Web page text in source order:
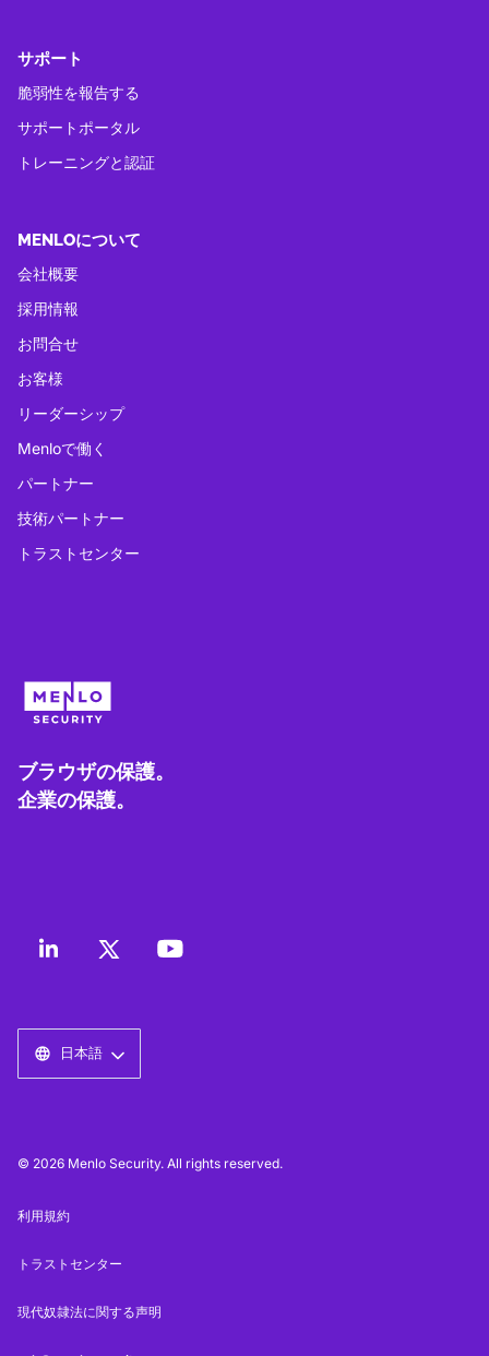
サポート
脆弱性を報告する
サポートポータル
トレーニングと認証
MENLOについて
会社概要
採用情報
お問合せ
お客様
リーダーシップ
Menloで働く
パートナー
技術パートナー
トラストセンター
ブラウザの保護。
企業の保護。
日本語
© 2026 Menlo Security. All rights reserved.
利用規約
トラストセンター
現代奴隷法に関する声明